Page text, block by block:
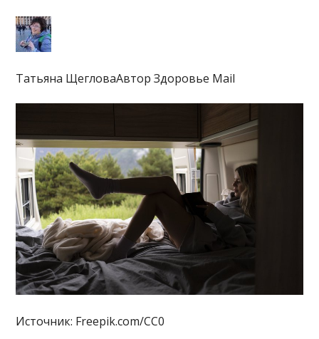
Татьяна ЩегловаАвтор Здоровье Mail
Источник: Freepik.com/CC0